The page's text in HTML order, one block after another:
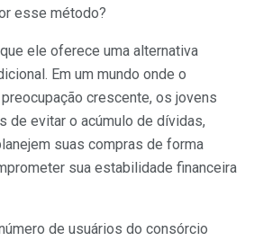
esse método?
ele oferece uma alternativa
Em um mundo onde o
crescente, os jovens
de evitar o acúmulo de dívidas,
suas compras de forma
sua estabilidade financeira
de usuários do consórcio